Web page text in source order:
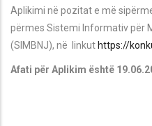
Aplikimi në pozitat e më
përmes Sistemi Informativ për
(SIMBNJ), në linkuthttps://
Afati për Aplikim është